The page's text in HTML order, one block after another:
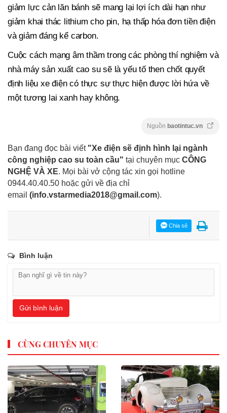
giảm lực cản lăn bánh sẽ mang lại lợi ích dài hạn như
giảm khai thác lithium cho pin, hạ thấp hóa đơn tiền điện
và giảm đáng kể carbon.
Cuộc cách mạng âm thầm trong các phòng thí nghiệm và
nhà máy sản xuất cao su sẽ là yếu tố then chốt quyết
định liệu xe điện có thực sự thực hiện được lời hứa về
một tương lai xanh hay không.
Nguồn baotintuc.vn
Bạn đang đọc bài viết "Xe điện sẽ định hình lại ngành
công nghiệp cao su toàn cầu" tại chuyên mục CÔNG
NGHỆ VÀ XE. Mọi bài vở cộng tác xin gọi hotline
0944.40.40.50 hoặc gửi về địa chỉ
email (info.vstarmedia2018@gmail.com).
Chia sẻ
Bình luận
Gửi bình luận
CÙNG CHUYÊN MỤC